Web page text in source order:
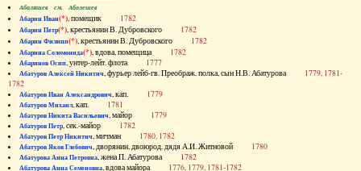
Абаляшев см. Аболешев
Абарин Иван(*), помещик 1782
Абарин Петр(*), крестьянин В. Дубровского 1782
Абарин Филипп(*), крестьянин В. Дубровского 1782
Абарина Соломонида(*), вдова, помещица 1782
Абаринов Осип, унтер-лейт. флота 1777
Абатуров Алексей Никитич, фурьер лейб-гв. Преображ. полка, сын Н.В. Абатурова 1779, 1781-
1782
Абатуров Иван Александрович, кап. 1779
Абатуров Михаил, кап. 1781
Абатуров Никита Васильевич, майор 1779
Абатуров Петр, сек.-майор 1782
Абатуров Петр Никитич, мичман 1780, 1782
Абатуров Яков Глебович, дворянин, двоюрод. дядя А.И. Житновой 1780
Абатурова Анна Петровна, жена П. Абатурова 1782
Абатурова Анна Семеновна, вдова майора 1776, 1779, 1781-1782